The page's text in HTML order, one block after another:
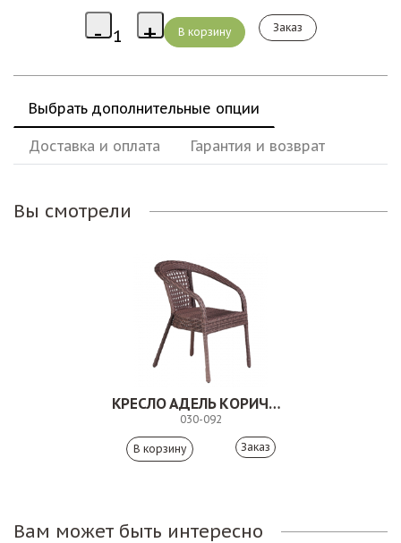
Заказ
Выбрать дополнительные опции
Доставка и оплата Гарантия и возврат
Вы смотрели
КРЕСЛО АДЕЛЬ КОРИЧНЕВОЕ
030-092
Заказ
Вам может быть интересно